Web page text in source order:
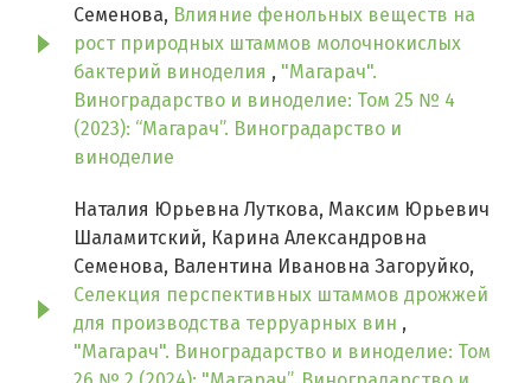
Семенова, Влияние фенольных веществ на
рост природных штаммов молочнокислых
бактерий виноделия , "Магарач".
Виноградарство и виноделие: Том 25 № 4
(2023): “Магарач”. Виноградарство и
виноделие
Наталия Юрьевна Луткова, Максим Юрьевич
Шаламитский, Карина Александровна
Семенова, Валентина Ивановна Загоруйко,
Селекция перспективных штаммов дрожжей
для производства терруарных вин ,
"Магарач". Виноградарство и виноделие: Том